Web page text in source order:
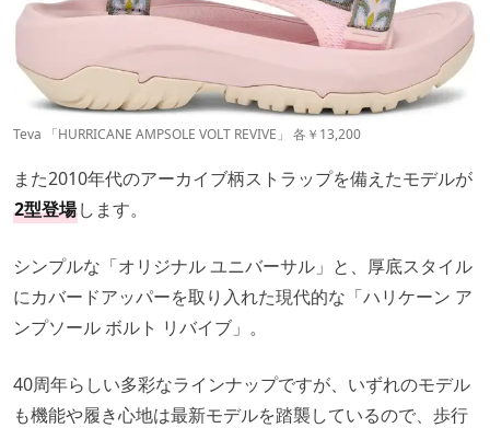
Teva 「HURRICANE AMPSOLE VOLT REVIVE」 各￥13,200
また2010年代のアーカイブ柄ストラップを備えたモデルが
2型登場します。
シンプルな「オリジナル ユニバーサル」と、厚底スタイル
にカバードアッパーを取り入れた現代的な「ハリケーン ア
ンプソール ボルト リバイブ」。
40周年らしい多彩なラインナップですが、いずれのモデル
も機能や履き心地は最新モデルを踏襲しているので、歩行